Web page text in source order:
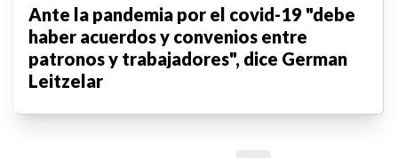
Ante la pandemia por el covid-19 "debe
haber acuerdos y convenios entre
patronos y trabajadores", dice German
Leitzelar